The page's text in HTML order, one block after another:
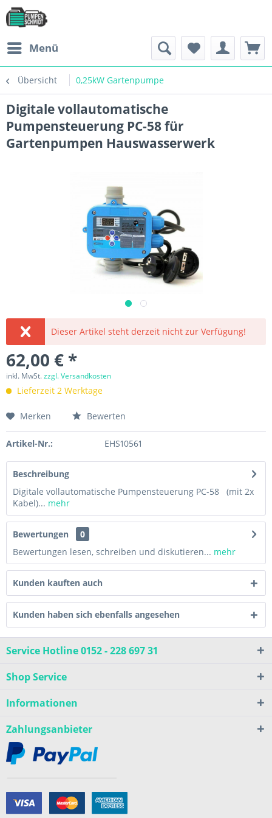
Menü
Übersicht 0,25kW Gartenpumpe
Digitale vollautomatische
Pumpensteuerung PC-58 für
Gartenpumpen Hauswasserwerk
Dieser Artikel steht derzeit nicht zur Verfügung!
62,00 € *
inkl. MwSt.zzgl. Versandkosten
Lieferzeit 2 Werktage
Merken Bewerten
Artikel-Nr.: EHS10561
Beschreibung
Digitale vollautomatische Pumpensteuerung PC-58 (mit 2x
Kabel)... mehr
Bewertungen
0
Bewertungen lesen, schreiben und diskutieren... mehr
Kunden kauften auch
Kunden haben sich ebenfalls angesehen
Service Hotline 0152 - 228 697 31
Shop Service
Informationen
Zahlungsanbieter